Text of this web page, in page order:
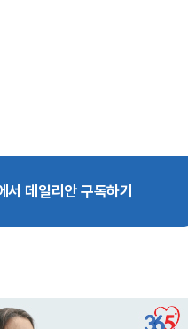
서 데일리안 구독하기